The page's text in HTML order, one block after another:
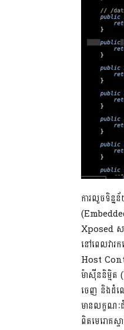
ការលួចទិន្ន
Xposed ស
នៅពេលវារ
Host
ម៉ាស៊ីននិម្មិ
ចេញ និងដំណ
មានលក្ខណៈ
ពិតមេរោគស្